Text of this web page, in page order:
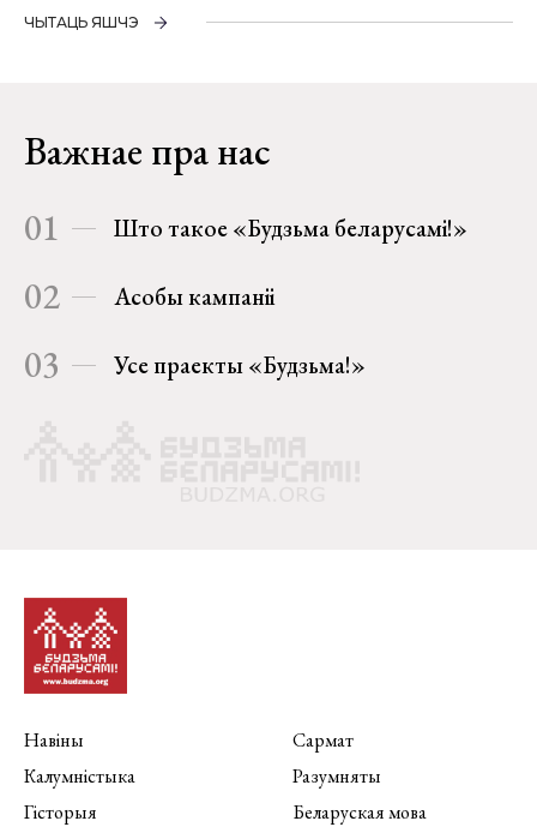
ЧЫТАЦЬ ЯШЧЭ
Важнае пра нас
01 Што такое «Будзьма беларусамі!»
02 Асобы кампаніі
03 Усе праекты «Будзьма!»
Навіны
Калумністыка
Гісторыя
Сармат
Разумняты
Беларуская мова